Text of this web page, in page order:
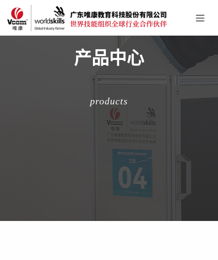
产品中心
products